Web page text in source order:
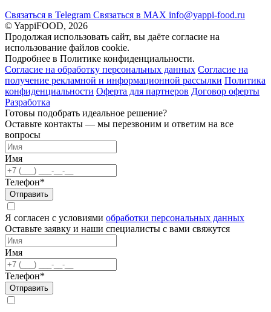
Связаться в Telegram Связаться в МАХ info@yappi-food.ru
© YappiFOOD, 2026
Продолжая использовать сайт, вы даёте согласие на
использование файлов cookie.
Подробнее в Политике конфиденциальности.
Согласие на обработку персональных данных Согласие на
получение рекламной и информационной рассылки Политика
конфиденциальности Оферта для партнеров Договор оферты
Разработка
Готовы подобрать идеальное решение?
Оставьте контакты — мы перезвоним и ответим на все
вопросы
Имя
Телефон*
Отправить
Я согласен с условиями обработки персональных данных
Оставьте заявку и наши специалисты с вами свяжутся
Имя
Телефон*
Отправить